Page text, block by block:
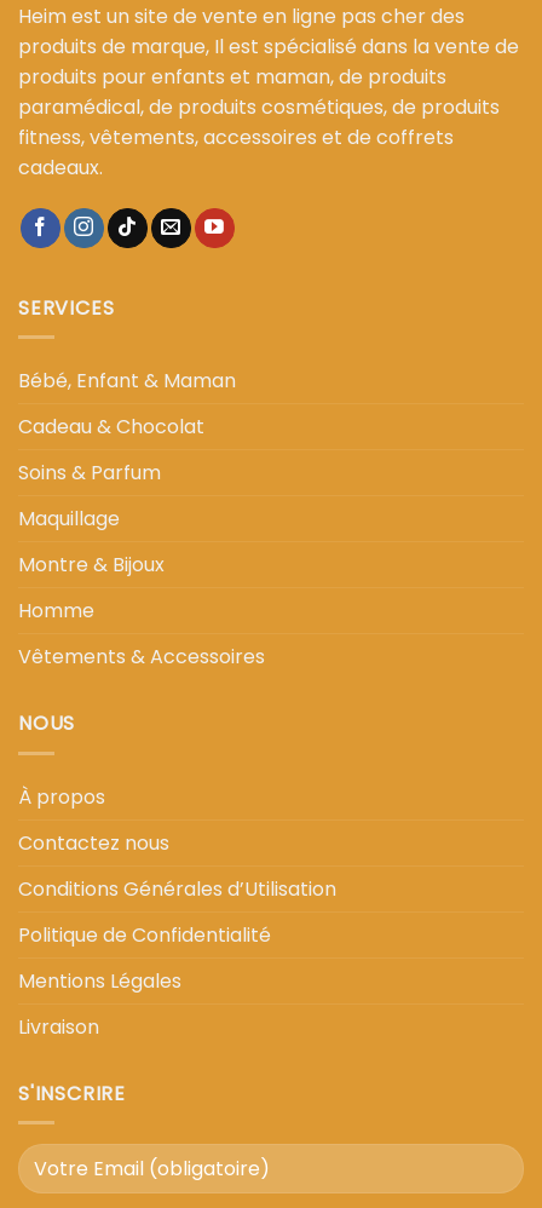
Heim est un site de vente en ligne pas cher des
produits de marque, Il est spécialisé dans la vente de
produits pour enfants et maman, de produits
paramédical, de produits cosmétiques, de produits
fitness, vêtements, accessoires et de coffrets
cadeaux.
SERVICES
Bébé, Enfant & Maman
Cadeau & Chocolat
Soins & Parfum
Maquillage
Montre & Bijoux
Homme
Vêtements & Accessoires
NOUS
À propos
Contactez nous
Conditions Générales d’Utilisation
Politique de Confidentialité
Mentions Légales
Livraison
S'INSCRIRE